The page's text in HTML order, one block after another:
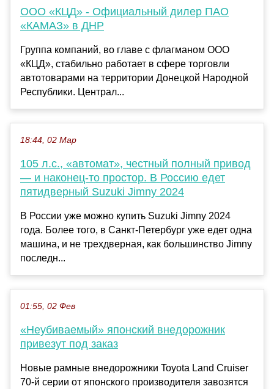
ООО «КЦД» - Официальный дилер ПАО
«КАМАЗ» в ДНР
Группа компаний, во главе с флагманом ООО
«КЦД», стабильно работает в сфере торговли
автотоварами на территории Донецкой Народной
Республики. Централ...
18:44, 02 Мар
105 л.с., «автомат», честный полный привод
— и наконец-то простор. В Россию едет
пятидверный Suzuki Jimny 2024
В России уже можно купить Suzuki Jimny 2024
года. Более того, в Санкт-Петербург уже едет одна
машина, и не трехдверная, как большинство Jimny
последн...
01:55, 02 Фев
«Неубиваемый» японский внедорожник
привезут под заказ
Новые рамные внедорожники Toyota Land Cruiser
70-й серии от японского производителя завозятся